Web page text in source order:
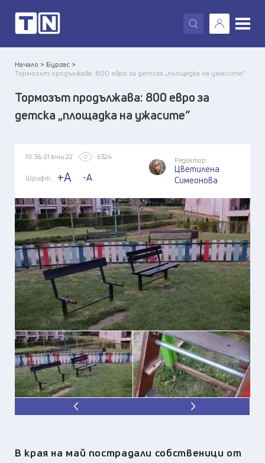
X
Начало > Бургас >
Тормозът продължава: 800 евро за детска „площадка на ужасите”
Тормозът продължава: 800 евро за
детска „площадка на ужасите”
10:36, 01 юни 22 6324
Шрифт: +A -A
Редактор:
Цветилена
Симеонова
В края на май пострадали собственици от